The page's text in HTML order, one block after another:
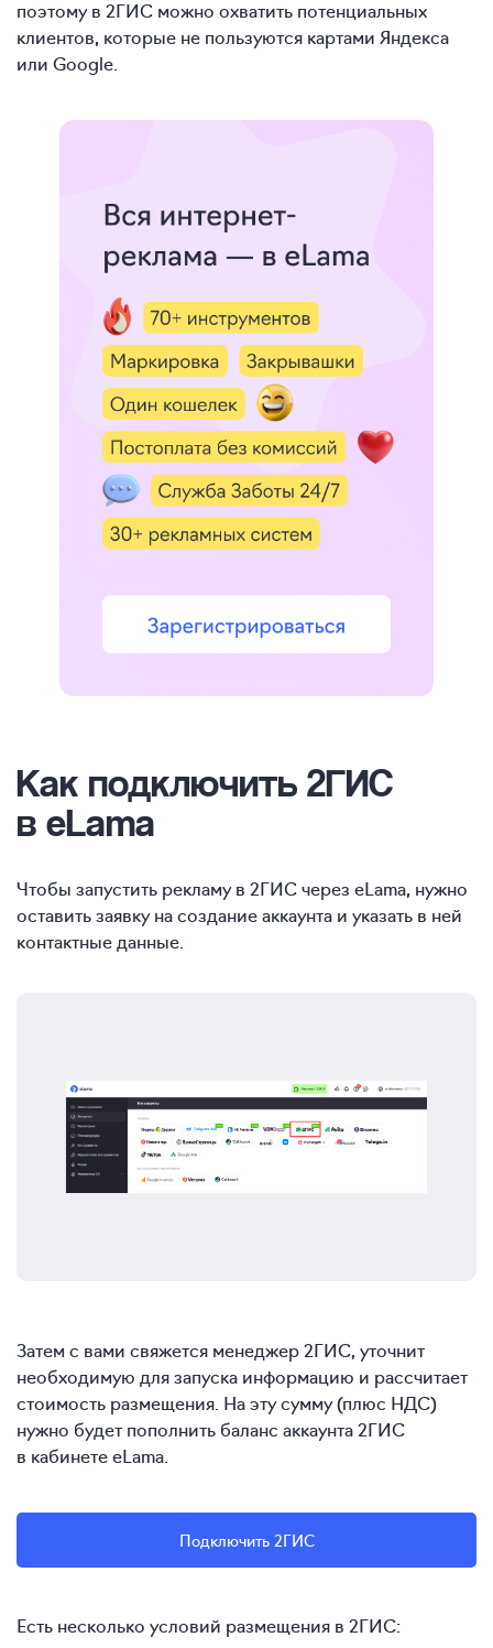
поэтому в 2ГИС можно охватить потенциальных
клиентов, которые не пользуются картами Яндекса
или Google.
Как подключить 2ГИС
в eLama
Чтобы запустить рекламу в 2ГИС через eLama, нужно
оставить заявку на создание аккаунта и указать в ней
контактные данные.
Затем с вами свяжется менеджер 2ГИС, уточнит
необходимую для запуска информацию и рассчитает
стоимость размещения. На эту сумму (плюс НДС)
нужно будет пополнить баланс аккаунта 2ГИС
в кабинете eLama.
Подключить 2ГИС
Есть несколько условий размещения в 2ГИС: